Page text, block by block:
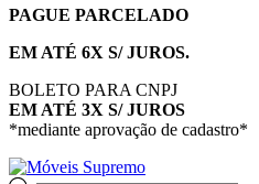
PAGUE PARCELADO
EM ATÉ 6X S/ JUROS.
BOLETO PARA CNPJ
EM ATÉ 3X S/ JUROS
*mediante aprovação de cadastro*